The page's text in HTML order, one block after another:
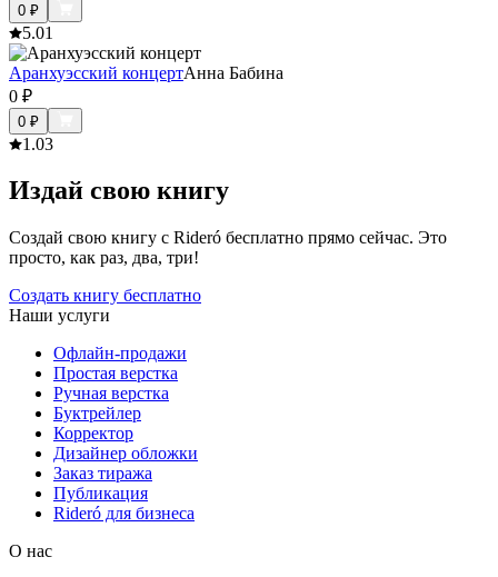
0 ₽
5.01
Аранхуэсский концертАнна Бабина
0 ₽
0 ₽
1.03
Издай свою книгу
Создай свою книгу с Rideró бесплатно прямо сейчас. Это
просто, как раз, два, три!
Создать книгу бесплатно
Наши услуги
Офлайн-продажи
Простая верстка
Ручная верстка
Буктрейлер
Корректор
Дизайнер обложки
Заказ тиража
Публикация
Rideró для бизнеса
О нас